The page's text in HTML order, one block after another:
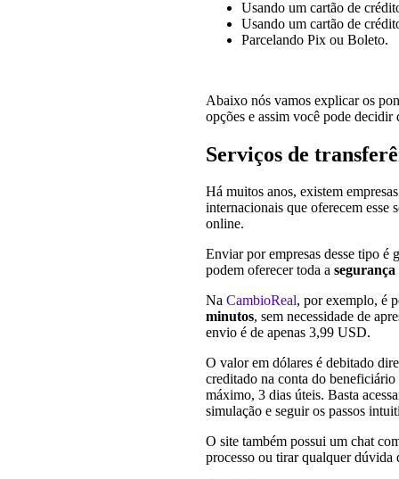
Usando um cartão de
Usando um cartão de
Parcelando Pix ou Boleto.
Abaixo nós vamos explicar os
opções e assim você pode
Serviços de
Há muitos anos, existem
internacionais que oferecem esse
online.
Enviar por empresas desse tipo é
podem oferecer toda a segurança
Na CambioReal, por exemplo, é
minutos, sem necessidade de
envio é de apenas 3,99 USD.
O valor em dólares é debitado
creditado na conta do
máximo, 3 dias úteis. Basta
simulação e seguir os passos
O site também possui um chat
processo ou tirar qualquer dúvida